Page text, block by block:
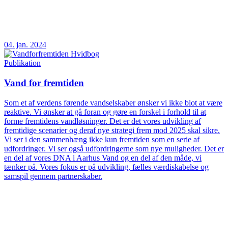
04. jan. 2024
Publikation
Vand for fremtiden
Som et af verdens førende vandselskaber ønsker vi ikke blot at være
reaktive. Vi ønsker at gå foran og gøre en forskel i forhold til at
forme fremtidens vandløsninger. Det er det vores udvikling af
fremtidige scenarier og deraf nye strategi frem mod 2025 skal sikre.
Vi ser i den sammenhæng ikke kun fremtiden som en serie af
udfordringer. Vi ser også udfordringerne som nye muligheder. Det er
en del af vores DNA i Aarhus Vand og en del af den måde, vi
tænker på. Vores fokus er på udvikling, fælles værdiskabelse og
samspil gennem partnerskaber.